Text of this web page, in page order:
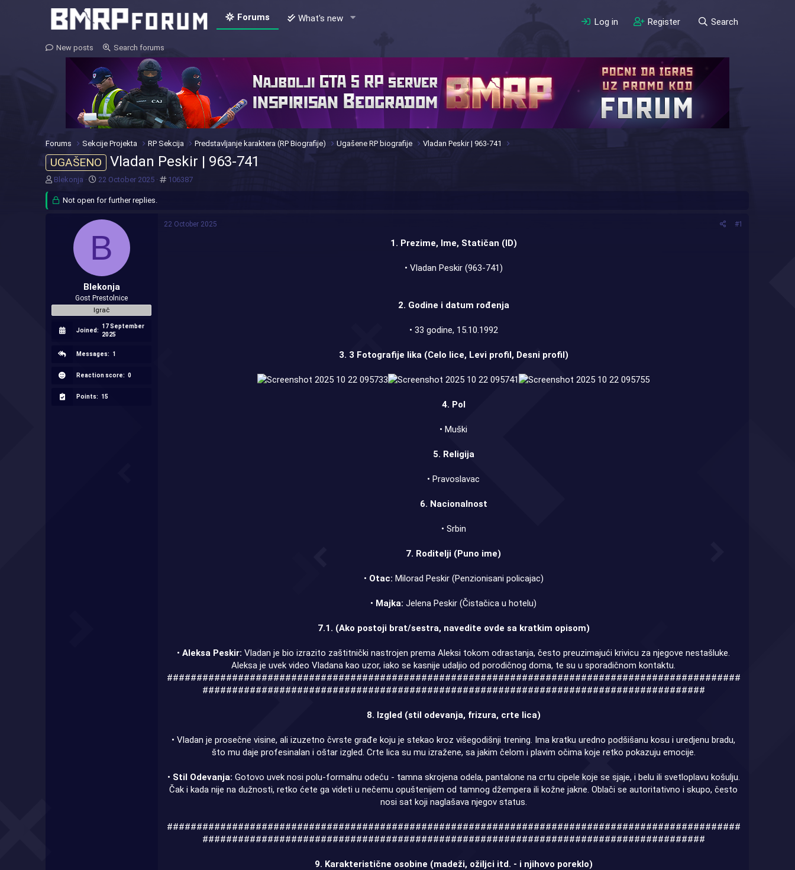
Forums What's new Log in Register Search
New posts Search forums
Forums Sekcije Projekta RP Sekcija Predstavljanje karaktera (RP Biografije) Ugašene RP biografije Vladan Peskir | 963-741
UGAŠENO Vladan Peskir | 963-741
T
r
r
Blekonja
S
a
t
22 October 2025 #106387
Not open for further replies.
B
Blekonja
Gost Prestolnice
Igrač
Joined:
17 September
2025
Messages: 1
Reaction score: 0
Points: 15
22 October 2025 #1
1. Prezime, Ime, Statičan (ID)
• Vladan Peskir (963-741)
2. Godine i datum rođenja
• 33 godine, 15.10.1992
3. 3 Fotografije lika (Celo lice, Levi profil, Desni profil)
4. Pol
• Muški
5. Religija
• Pravoslavac
6. Nacionalnost
• Srbin
7. Roditelji (Puno ime)
• Otac: Milorad Peskir (Penzionisani policajac)
• Majka:Jelena Peskir (Čistačica u hotelu)
7.1. (Ako postoji brat/sestra, navedite ovde sa kratkim opisom)
•Aleksa Peskir:Vladan je bio izrazito zaštitnički nastrojen prema Aleksi tokom odrastanja, često preuzimajući krivicu za njegove nestašluke.
Aleksa je uvek video Vladana kao uzor, iako se kasnije udaljio od porodičnog doma, te su u sporadičnom kontaktu.
#################################################################################################
#####################################################################################
8. Izgled (stil odevanja, frizura, crte lica)
• Vladan je prosečne visine, ali izuzetno čvrste građe koju je stekao kroz višegodišnji trening. Ima kratku uredno podšišanu kosu i uredjenu bradu,
što mu daje profesinalan i oštar izgled. Crte lica su mu izražene, sa jakim čelom i plavim očima koje retko pokazuju emocije.
• Stil Odevanja: Gotovo uvek nosi polu-formalnu odeću - tamna skrojena odela, pantalone na crtu cipele koje se sjaje, i belu ili svetloplavu košulju.
Čak i kada nije na dužnosti, retko ćete ga videti u nečemu opuštenijem od tamnog džempera ili kožne jakne. Oblači se autoritativno i skupo, često
nosi sat koji naglašava njegov status.
#################################################################################################
#####################################################################################
9. Karakteristične osobine (madeži, ožiljci itd. - i njihovo poreklo)